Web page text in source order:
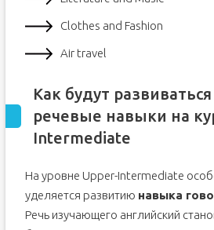
Clothes and Fashion
Air travel
Как будут
речевые навыки на
Intermediate
На уровне Upper-Intermediate
уделяется развитию навыка
Речь изучающего английский